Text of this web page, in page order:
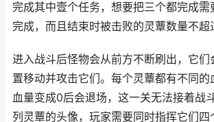
完成其中壹个任务，想要把三个都完成需
完成，而且结束时被击败的灵蕈数量不超
进入战斗后怪物会从前方不断刷出，它们
置移动并攻击它们。每个灵蕈都有不同的
血量变成0后会退场，这一关无法接着战
列灵蕈的头像，玩家需要同时指挥它们四